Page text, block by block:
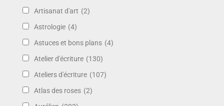
Artisanat d'art (2)
Astrologie (4)
Astuces et bons plans (4)
Atelier d'écriture (130)
Ateliers d'écriture (107)
Atlas des roses (2)